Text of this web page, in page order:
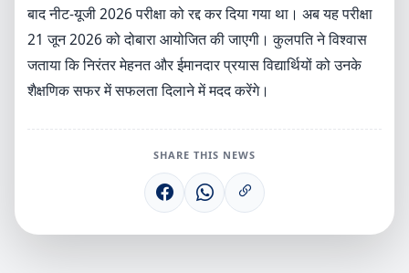
बाद नीट-यूजी 2026 परीक्षा को रद्द कर दिया गया था। अब यह परीक्षा
21 जून 2026 को दोबारा आयोजित की जाएगी। कुलपति ने विश्वास
जताया कि निरंतर मेहनत और ईमानदार प्रयास विद्यार्थियों को उनके
शैक्षणिक सफर में सफलता दिलाने में मदद करेंगे।
SHARE THIS NEWS